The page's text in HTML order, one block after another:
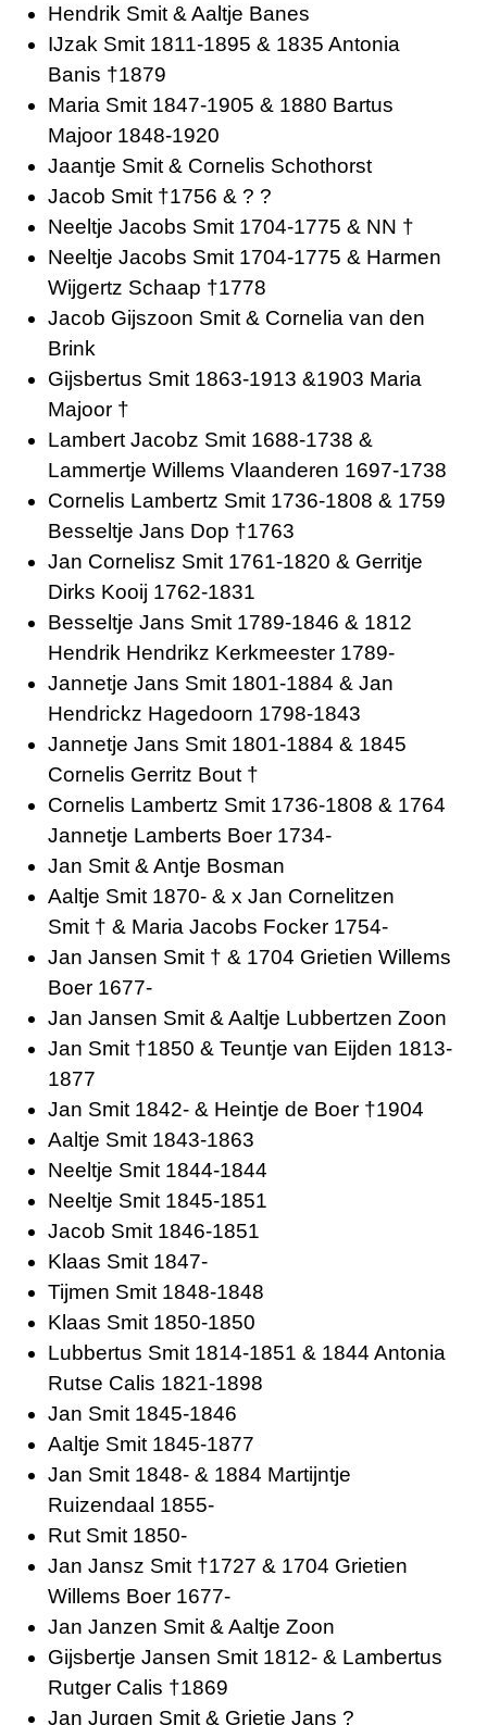
Hendrik Smit & Aaltje Banes
IJzak Smit 1811-1895 & 1835 Antonia
Banis †1879
Maria Smit 1847-1905 & 1880 Bartus
Majoor 1848-1920
Jaantje Smit & Cornelis Schothorst
Jacob Smit †1756 & ? ?
Neeltje Jacobs Smit 1704-1775 & NN †
Neeltje Jacobs Smit 1704-1775 & Harmen
Wijgertz Schaap †1778
Jacob Gijszoon Smit & Cornelia van den
Brink
Gijsbertus Smit 1863-1913 &1903 Maria
Majoor †
Lambert Jacobz Smit 1688-1738 &
Lammertje Willems Vlaanderen 1697-1738
Cornelis Lambertz Smit 1736-1808 & 1759
Besseltje Jans Dop †1763
Jan Cornelisz Smit 1761-1820 & Gerritje
Dirks Kooij 1762-1831
Besseltje Jans Smit 1789-1846 & 1812
Hendrik Hendrikz Kerkmeester 1789-
Jannetje Jans Smit 1801-1884 & Jan
Hendrickz Hagedoorn 1798-1843
Jannetje Jans Smit 1801-1884 & 1845
Cornelis Gerritz Bout †
Cornelis Lambertz Smit 1736-1808 & 1764
Jannetje Lamberts Boer 1734-
Jan Smit & Antje Bosman
Aaltje Smit 1870- & x Jan Cornelitzen
Smit † & Maria Jacobs Focker 1754-
Jan Jansen Smit † & 1704 Grietien Willems
Boer 1677-
Jan Jansen Smit & Aaltje Lubbertzen Zoon
Jan Smit †1850 & Teuntje van Eijden 1813-
1877
Jan Smit 1842- & Heintje de Boer †1904
Aaltje Smit 1843-1863
Neeltje Smit 1844-1844
Neeltje Smit 1845-1851
Jacob Smit 1846-1851
Klaas Smit 1847-
Tijmen Smit 1848-1848
Klaas Smit 1850-1850
Lubbertus Smit 1814-1851 & 1844 Antonia
Rutse Calis 1821-1898
Jan Smit 1845-1846
Aaltje Smit 1845-1877
Jan Smit 1848- & 1884 Martijntje
Ruizendaal 1855-
Rut Smit 1850-
Jan Jansz Smit †1727 & 1704 Grietien
Willems Boer 1677-
Jan Janzen Smit & Aaltje Zoon
Gijsbertje Jansen Smit 1812- & Lambertus
Rutger Calis †1869
Jan Jurgen Smit & Grietje Jans ?